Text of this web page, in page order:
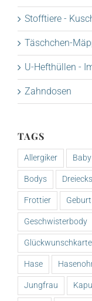
Stofftiere -
Täschchen-
U-Hefthüllen -
Zahndosen
TAGS
Allergiker
Bodys
Frottier Geburt
Geschwisterbody
Glückwunschkarte
Hase
Jungfrau